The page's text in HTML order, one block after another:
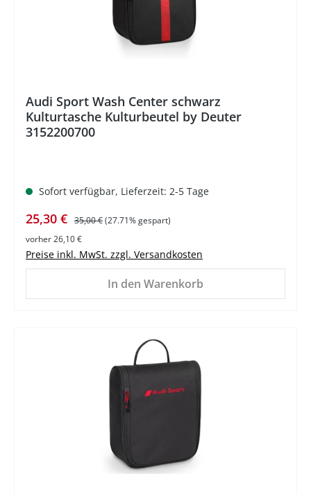
Audi Sport Wash Center schwarz
Kulturtasche Kulturbeutel by Deuter
3152200700
Sofort verfügbar, Lieferzeit: 2-5 Tage
Verkaufspreis:
25,30 € Regulärer Preis:
35,00 €(27.71% gespart)
vorher 26,10 €
Preise inkl. MwSt. zzgl. Versandkosten
In den Warenkorb